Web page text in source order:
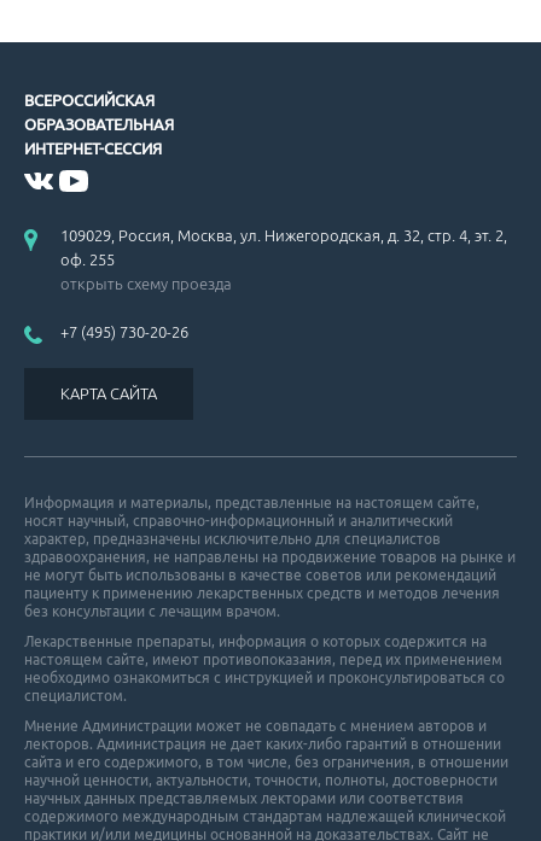
ВСЕРОССИЙСКАЯ
ОБРАЗОВАТЕЛЬНАЯ
ИНТЕРНЕТ-СЕССИЯ
109029, Россия, Москва, ул. Нижегородская, д. 32, стр. 4, эт. 2,
оф. 255
открыть схему проезда
+7 (495) 730-20-26
КАРТА САЙТА
Информация и материалы, представленные на настоящем сайте,
носят научный, справочно-информационный и аналитический
характер, предназначены исключительно для специалистов
здравоохранения, не направлены на продвижение товаров на рынке и
не могут быть использованы в качестве советов или рекомендаций
пациенту к применению лекарственных средств и методов лечения
без консультации с лечащим врачом.
Лекарственные препараты, информация о которых содержится на
настоящем сайте, имеют противопоказания, перед их применением
необходимо ознакомиться с инструкцией и проконсультироваться со
специалистом.
Мнение Администрации может не совпадать с мнением авторов и
лекторов. Администрация не дает каких-либо гарантий в отношении
cайта и его cодержимого, в том числе, без ограничения, в отношении
научной ценности, актуальности, точности, полноты, достоверности
научных данных представляемых лекторами или соответствия
содержимого международным стандартам надлежащей клинической
практики и/или медицины основанной на доказательствах. Сайт не